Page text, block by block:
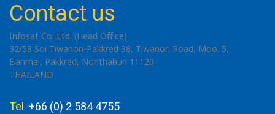
Contact us
Infosat Co.,Ltd. (Head Office)
32/58 Soi Tiwanon-Pakkred 38, Tiwanon Road, Moo. 5,
Banmai, Pakkred, Nonthaburi 11120
THAILAND
Tel
+66 (0) 2 584 4755